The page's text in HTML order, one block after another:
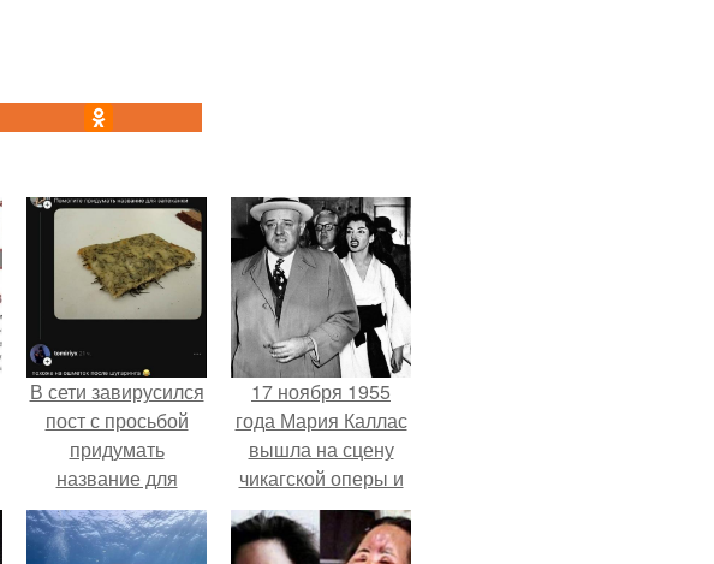
В сети завирусился
пост с просьбой
придумать
название для
домашней
запеканки.
17 ноября 1955
года Мария Каллас
вышла на сцену
чикагской оперы и
сорвала овации.